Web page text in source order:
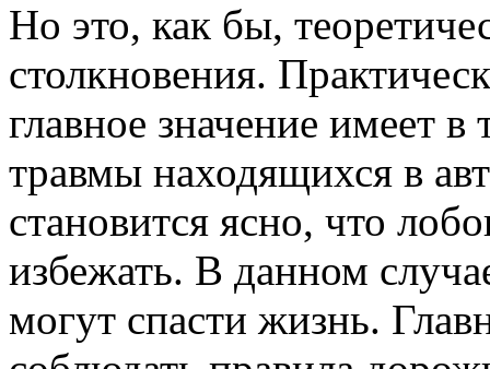
Но это, как бы,
столкновения.
главное значение имеет
травмы находящихся в
становится ясно, что
избежать. В данном
могут спасти жизнь.